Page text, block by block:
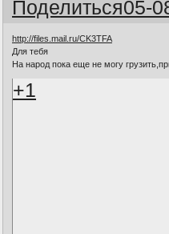
Поделиться05-
http://files.mail.ru/CK3TFA
Для тебя
На народ пока еще не могу
+1